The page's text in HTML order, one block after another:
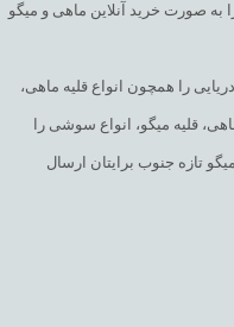
به صورت خرید آنلاین ماهی و میگو
را همچون انواع قلیه ماهی،
قلیه میگو، انواع سوشی را
تازه جنوب برایتان ارسال